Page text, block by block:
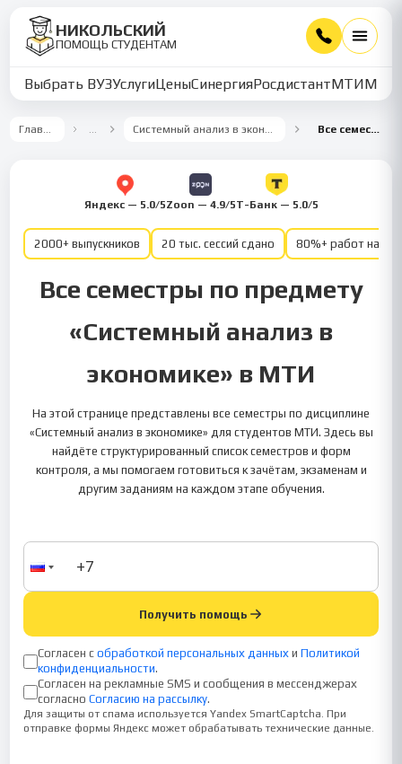
НИКОЛЬСКИЙ
ПОМОЩЬ СТУДЕНТАМ
Выбрать ВУЗУслугиЦеныСинергияРосдистантМТИММУ
Главная … Системный анализ в экономике Все семестры
Яндекс — 5.0/5Zoon — 4.9/5Т-Банк — 5.0/5
2000+ выпускников 20 тыс. сессий сдано 80%+ работ на
Все семестры по предмету
«Системный анализ в
экономике» в МТИ
На этой странице представлены все семестры по дисциплине
«Системный анализ в экономике» для студентов МТИ. Здесь вы
найдёте структурированный список семестров и форм
контроля, а мы помогаем готовиться к зачётам, экзаменам и
другим заданиям на каждом этапе обучения.
Получить помощь
Согласен с обработкой персональных данных и Политикой
конфиденциальности.
Согласен на рекламные SMS и сообщения в мессенджерах
согласно Согласию на рассылку.
Для защиты от спама используется Yandex SmartCaptcha. При
отправке формы Яндекс может обрабатывать технические данные.